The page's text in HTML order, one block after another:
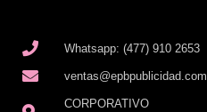
Whatsapp: (477) 910 2653
ventas@epbpublicidad.com
CORPORATIVO